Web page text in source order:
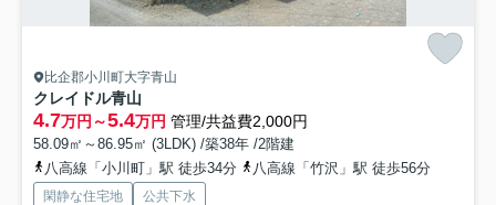
比企郡小川町大字青山
クレイドル青山
4.7万円～5.4万円 管理/共益費2,000円
58.09㎡～86.95㎡ (3LDK) /築38年 /2階建
八高線「小川町」駅 徒歩34分
八高線「竹沢」駅 徒歩56分
閑静な住宅地 公共下水